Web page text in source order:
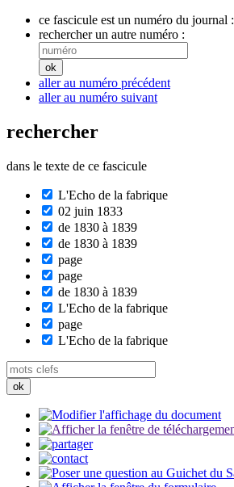
ce fascicule est un numéro du journal :
rechercher un autre numéro :
aller au numéro précédent
aller au numéro suivant
rechercher
dans le texte de ce fascicule
L'Echo de la fabrique
02 juin 1833
de 1830 à 1839
de 1830 à 1839
page
page
de 1830 à 1839
L'Echo de la fabrique
page
L'Echo de la fabrique